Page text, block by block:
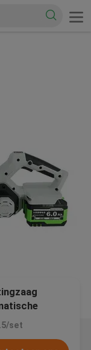
set